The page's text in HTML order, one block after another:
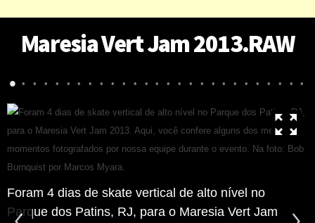
Maresia Vert Jam 2013.RAW
• • • • • • • • • • • • • • • • • • • • • • • • • • •
Foram 4 dias de skate vertical de alto nível no
Parque dos Patins, RJ, para o Maresia Vert Jam